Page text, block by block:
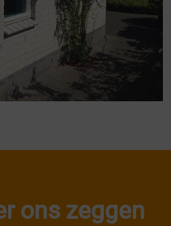
ons zeggen